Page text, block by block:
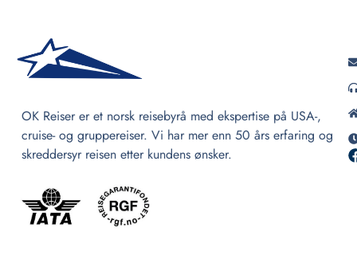
OK Reiser er et norsk reisebyrå med ekspertise på USA-,
cruise- og gruppereiser. Vi har mer enn 50 års erfaring og
skreddersyr reisen etter kundens ønsker.